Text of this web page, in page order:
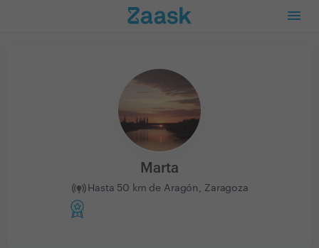
Marta
Hasta 50 km de Aragón, Zaragoza